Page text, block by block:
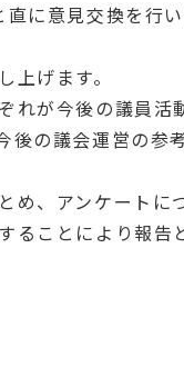
に意見交換を行
げます。
れが今後の議員活
後の議会運営の参
め、アンケートに
ることにより報告